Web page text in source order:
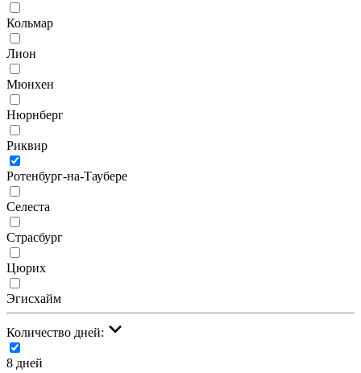
Кольмар
Лион
Мюнхен
Нюрнберг
Риквир
Ротенбург-на-Таубере
Селеста
Страсбург
Цюрих
Эгисхайм
Количество дней:
8 дней